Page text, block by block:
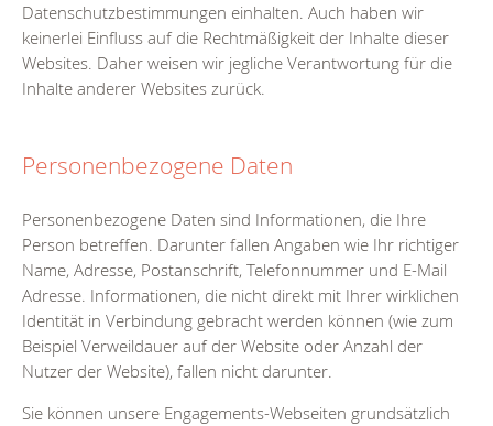
Datenschutzbestimmungen einhalten. Auch haben wir
keinerlei Einfluss auf die Rechtmäßigkeit der Inhalte dieser
Websites. Daher weisen wir jegliche Verantwortung für die
Inhalte anderer Websites zurück.
Personenbezogene Daten
Personenbezogene Daten sind Informationen, die Ihre
Person betreffen. Darunter fallen Angaben wie Ihr richtiger
Name, Adresse, Postanschrift, Telefonnummer und E-Mail
Adresse. Informationen, die nicht direkt mit Ihrer wirklichen
Identität in Verbindung gebracht werden können (wie zum
Beispiel Verweildauer auf der Website oder Anzahl der
Nutzer der Website), fallen nicht darunter.
Sie können unsere Engagements-Webseiten grundsätzlich